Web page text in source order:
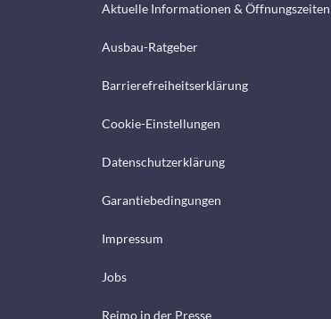
Aktuelle Informationen & Öffnungszeiten
Ausbau-Ratgeber
Barrierefreiheitserklärung
Cookie-Einstellungen
Datenschutzerklärung
Garantiebedingungen
Impressum
Jobs
Reimo in der Presse